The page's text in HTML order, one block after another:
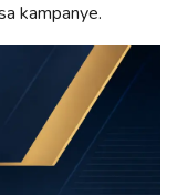
kampanye.